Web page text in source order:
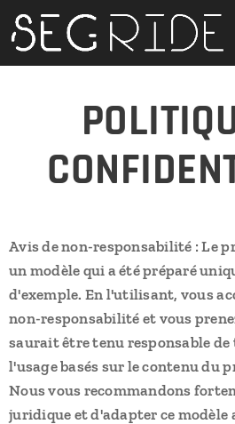
Avis de non-responsabilité : Le
un modèle qui a été préparé
d'exemple. En l'utilisant, vous
non-responsabilité et vous
saurait être tenu responsable
l'usage basés sur le contenu du
Nous vous recommandons
juridique et d'adapter ce modèle